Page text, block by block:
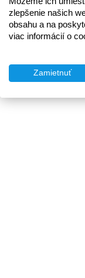
zlepšenie našich
obsahu a na
viac informácií o
Zamietnuť